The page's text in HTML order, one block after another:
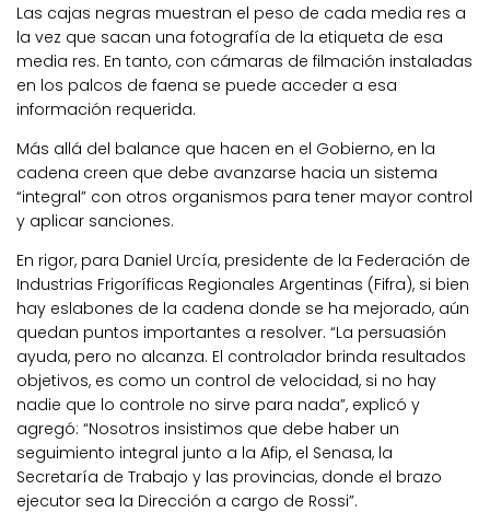
Las cajas negras muestran el peso de cada media res a
la vez que sacan una fotografía de la etiqueta de esa
media res. En tanto, con cámaras de filmación instaladas
en los palcos de faena se puede acceder a esa
información requerida.
Más allá del balance que hacen en el Gobierno, en la
cadena creen que debe avanzarse hacia un sistema
“integral” con otros organismos para tener mayor control
y aplicar sanciones.
En rigor, para Daniel Urcía, presidente de la Federación de
Industrias Frigoríficas Regionales Argentinas (Fifra), si bien
hay eslabones de la cadena donde se ha mejorado, aún
quedan puntos importantes a resolver. “La persuasión
ayuda, pero no alcanza. El controlador brinda resultados
objetivos, es como un control de velocidad, si no hay
nadie que lo controle no sirve para nada”, explicó y
agregó: “Nosotros insistimos que debe haber un
seguimiento integral junto a la Afip, el Senasa, la
Secretaría de Trabajo y las provincias, donde el brazo
ejecutor sea la Dirección a cargo de Rossi”.